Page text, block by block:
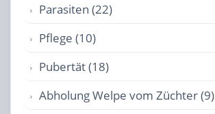
Parasiten (22)
Pflege (10)
Pubertät (18)
Abholung Welpe vom Züchter (9)